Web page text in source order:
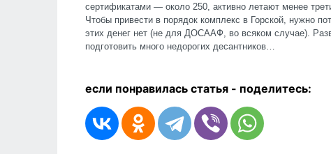
сертификатами — около 250, активно летают менее
Чтобы привести в порядок комплекс в Горской, нужно
этих денег нет (не для ДОСААФ, во всяком случае).
подготовить много недорогих десантников…
если понравилась статья - поделитесь: